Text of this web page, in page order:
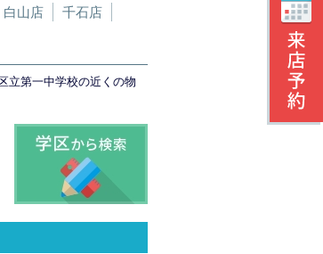
白山店
千石店
立第一中学校の近くの物